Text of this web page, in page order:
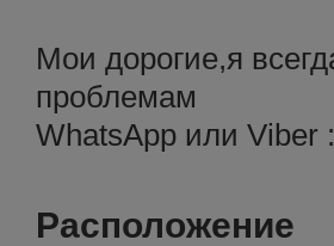
Мои дорогие,я
проблемам
WhatsApp или Viber
Расположение